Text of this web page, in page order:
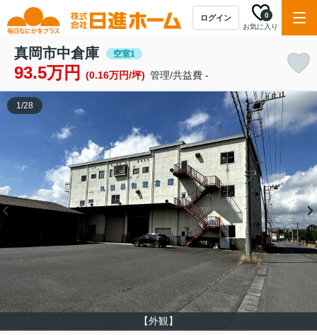
ログイン
お気に入り
0
真岡市中倉庫 空室1
93.5万円 (0.16万円/坪) 管理/共益費 -
【外観】
1/28